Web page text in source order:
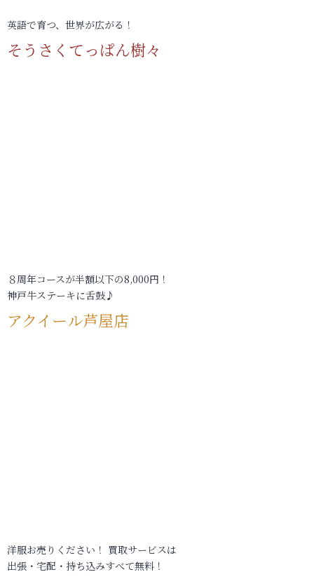
英語で育つ、世界が広がる！
そうさくてっぱん樹々
８周年コースが半額以下の8,000円！
神戸牛ステーキに舌鼓♪
アクイール芦屋店
洋服お売りください！ 買取サービスは
出張・宅配・持ち込みすべて無料！